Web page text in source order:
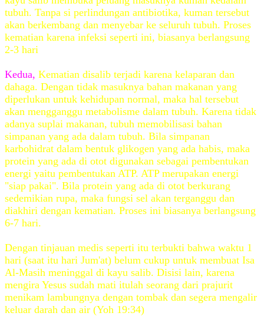
tubuh. Tanpa si perlindungan antibiotika, kuman tersebut
akan berkembang dan menyebar ke seluruh tubuh. Proses
kematian karena infeksi seperti ini, biasanya berlangsung
2-3 hari
Kedua, Kematian disalib terjadi karena kelaparan dan
dahaga. Dengan tidak masuknya bahan makanan yang
diperlukan untuk kehidupan normal, maka hal tersebut
akan mengganggu metabolisme dalam tubuh. Karena tidak
adanya suplai makanan, tubuh memobilisasi bahan
simpanan yang ada dalam tubuh. Bila simpanan
karbohidrat dalam bentuk glikogen yang ada habis, maka
protein yang ada di otot digunakan sebagai pembentukan
energi yaitu pembentukan ATP. ATP merupakan energi
"siap pakai". Bila protein yang ada di otot berkurang
sedemikian rupa, maka fungsi sel akan terganggu dan
diakhiri dengan kematian. Proses ini biasanya berlangsung
6-7 hari.
Dengan tinjauan medis seperti itu terbukti bahwa waktu 1
hari (saat itu hari Jum'at) belum cukup untuk membuat Isa
Al-Masih meninggal di kayu salib. Disisi lain, karena
mengira Yesus sudah mati itulah seorang dari prajurit
menikam lambungnya dengan tombak dan segera mengalir
keluar darah dan air (Yoh 19:34)